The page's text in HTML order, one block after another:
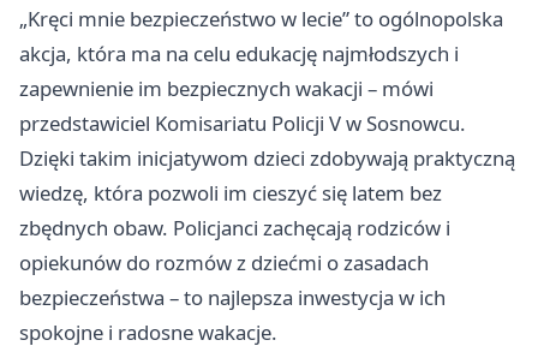
„Kręci mnie bezpieczeństwo w lecie” to ogólnopolska
akcja, która ma na celu edukację najmłodszych i
zapewnienie im bezpiecznych wakacji – mówi
przedstawiciel Komisariatu Policji V w Sosnowcu.
Dzięki takim inicjatywom dzieci zdobywają praktyczną
wiedzę, która pozwoli im cieszyć się latem bez
zbędnych obaw. Policjanci zachęcają rodziców i
opiekunów do rozmów z dziećmi o zasadach
bezpieczeństwa – to najlepsza inwestycja w ich
spokojne i radosne wakacje.